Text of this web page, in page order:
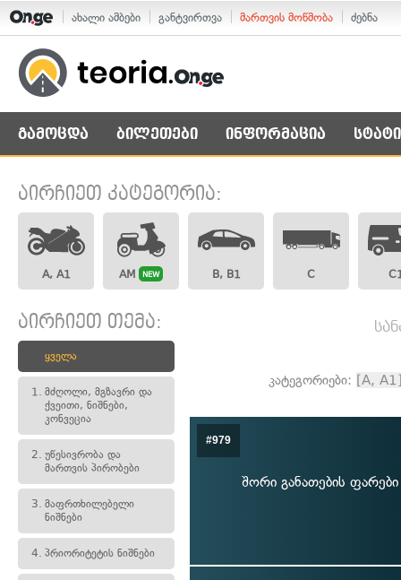
ახალი ამბები განტვირთვა მართვის მოწმობა ძებნა
გამოცდა ბილეთები ინფორმაცია
აირჩიეთ კატეგორია:
A, A1 AM NEW B, B1 C
აირჩიეთ თემა:
ყველა
1. მძღოლი, მგზავრი და
ქვეითი, ნიშნები,
კონვეცია
2. უწესივრობა და
მართვის პირობები
3. მაფრთხილებელი
ნიშნები
4. პრიორიტეტის ნიშნები
კატეგორიები: [A,
#979
შორი განათების